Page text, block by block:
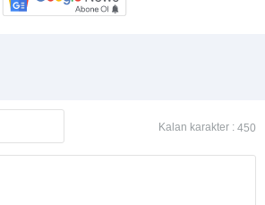
Kalan karakter : 450